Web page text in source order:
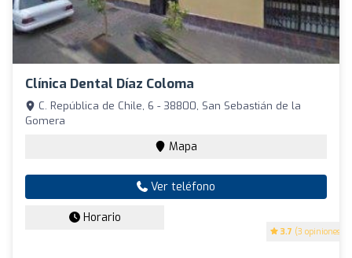
Clínica Dental Díaz Coloma
3.7 (3 opiniones)
C. República de Chile, 6 - 38800, San Sebastián de la
Gomera
Mapa
Ver teléfono
Horario